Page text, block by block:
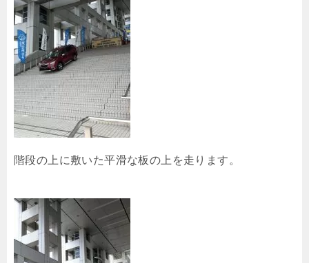
階段の上に敷いた平滑な板の上を走ります。